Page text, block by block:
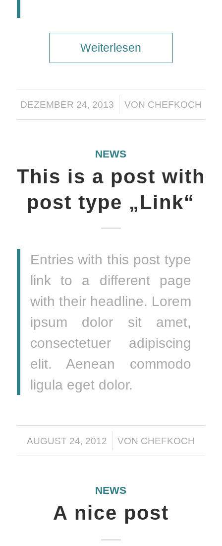
Weiterlesen
DEZEMBER 24, 2013
/ VON CHEFKOCH
NEWS
This is a post with
post type „Link“
Entries with this post type
link to a different page
with their headline. Lorem
ipsum dolor sit amet,
consectetuer adipiscing
elit. Aenean commodo
ligula eget dolor.
AUGUST 24, 2012
/ VON CHEFKOCH
NEWS
A nice post